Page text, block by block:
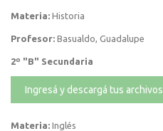
Materia: Historia
Profesor: Basualdo, Guadalupe
2º "B" Secundaria
Ingresá y descargá tus archivos
Materia: Inglés